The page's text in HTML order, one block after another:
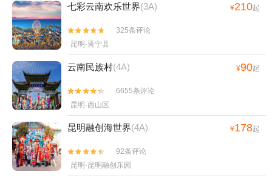
七彩云南欢乐世界(3A) ¥210起


325条评论
昆明·晋宁县
云南民族村(4A) ¥90起


6655条评论
昆明·西山区
昆明融创海世界(4A) ¥178起


92条评论
昆明·昆明融创乐园